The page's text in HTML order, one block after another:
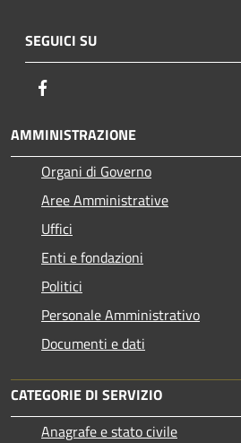
SEGUICI SU
AMMINISTRAZIONE
Organi di Governo
Aree Amministrative
Uffici
Enti e fondazioni
Politici
Personale Amministrativo
Documenti e dati
CATEGORIE DI SERVIZIO
Anagrafe e stato civile